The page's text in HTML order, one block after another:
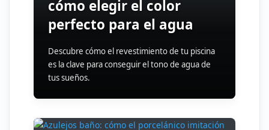
cómo elegir el color
perfecto para el agua
Descubre cómo el revestimiento de tu piscina
es la clave para conseguir el tono de agua de
tus sueños.